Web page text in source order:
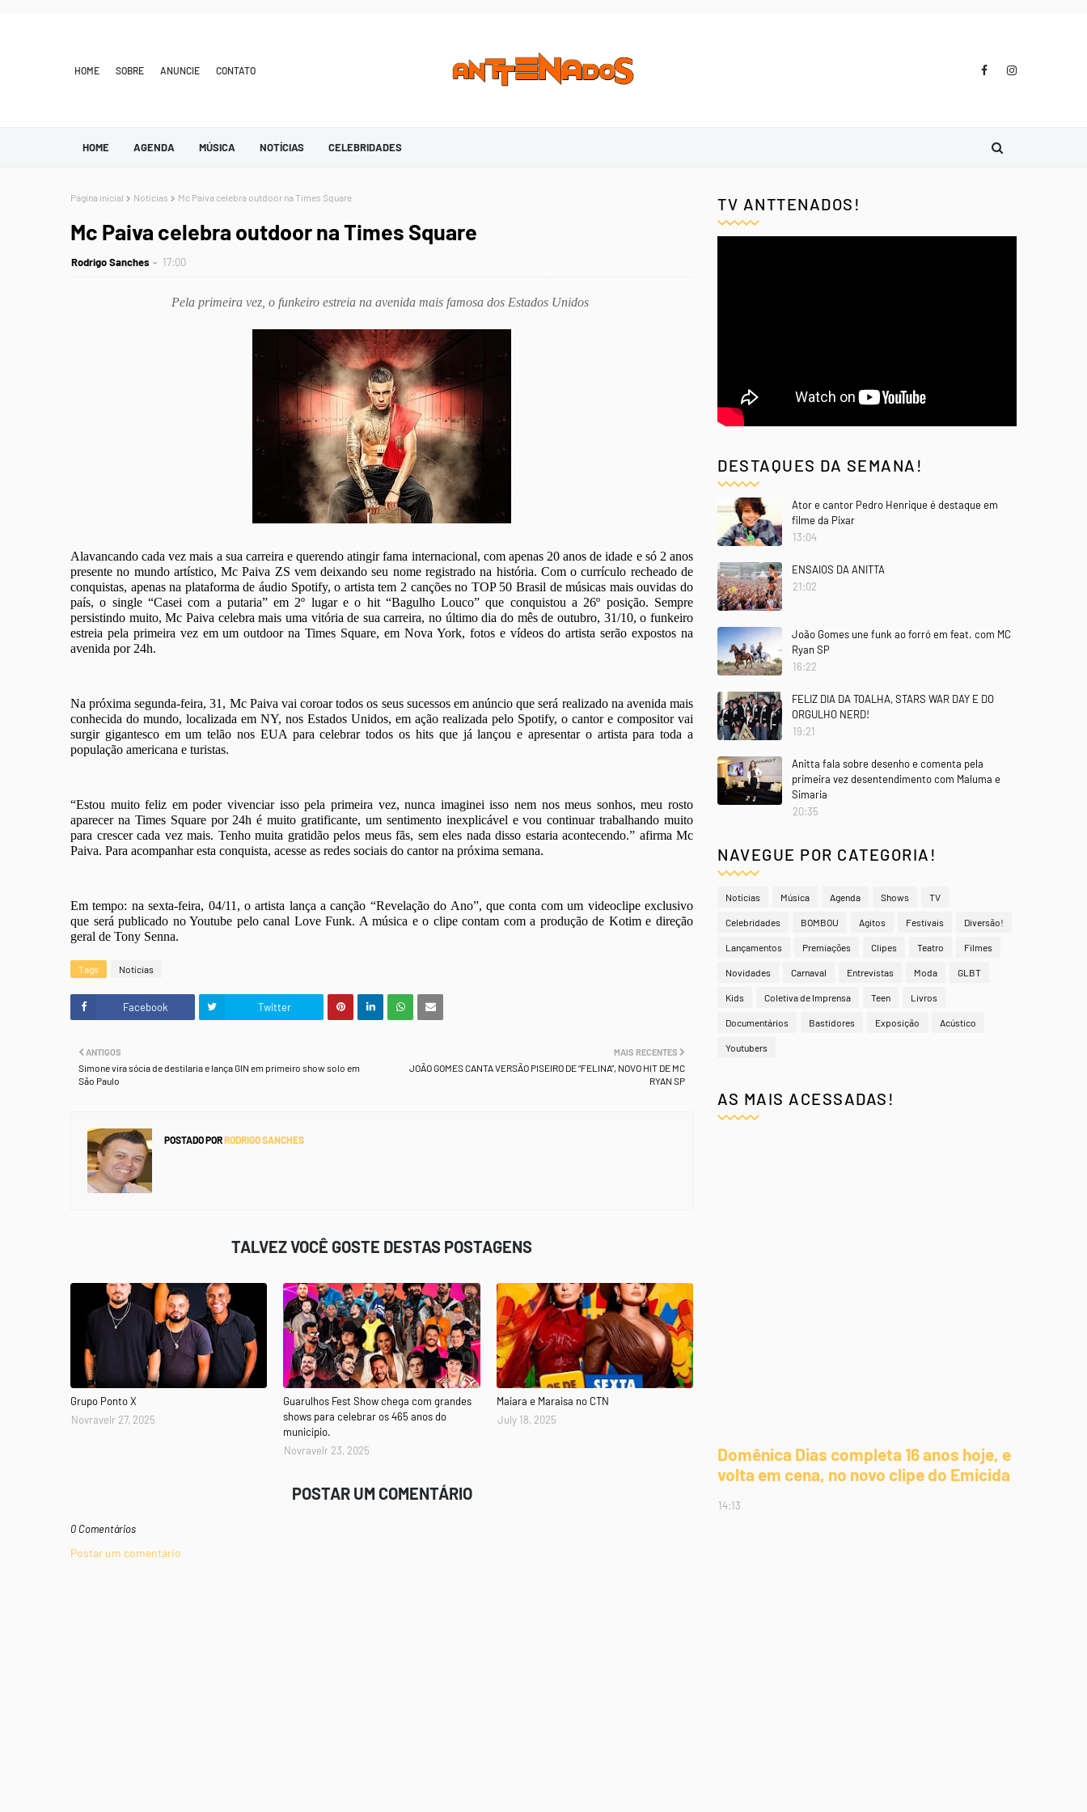
HOME SOBRE ANUNCIE CONTATO
HOME AGENDA MÚSICA NOTÍCIAS CELEBRIDADES
Página inicial Notícias Mc Paiva celebra outdoor na Times Square
Mc Paiva celebra outdoor na Times Square
Rodrigo Sanches 17:00
Pela primeira vez, o funkeiro estreia na avenida mais famosa dos Estados Unidos
Alavancando cada vez mais a sua carreira e querendo atingir fama internacional, com apenas 20 anos de idade e só 2 anos
presente no mundo artístico, Mc Paiva ZS vem deixando seu nome registrado na história. Com o currículo recheado de
conquistas, apenas na plataforma de áudio Spotify, o artista tem 2 canções no TOP 50 Brasil de músicas mais ouvidas do
país, o single “Casei com a putaria” em 2º lugar e o hit “Bagulho Louco” que conquistou a 26º posição. Sempre
persistindo muito, Mc Paiva celebra mais uma vitória de sua carreira, no último dia do mês de outubro, 31/10, o funkeiro
estreia pela primeira vez em um outdoor na Times Square, em Nova York, fotos e vídeos do artista serão expostos na
avenida por 24h.
Na próxima segunda-feira, 31, Mc Paiva vai coroar todos os seus sucessos em anúncio que será realizado na avenida mais
conhecida do mundo, localizada em NY, nos Estados Unidos, em ação realizada pelo Spotify, o cantor e compositor vai
surgir gigantesco em um telão nos EUA para celebrar todos os hits que já lançou e apresentar o artista para toda a
população americana e turistas.
“Estou muito feliz em poder vivenciar isso pela primeira vez, nunca imaginei isso nem nos meus sonhos, meu rosto
aparecer na Times Square por 24h é muito gratificante, um sentimento inexplicável e vou continuar trabalhando muito
para crescer cada vez mais. Tenho muita gratidão pelos meus fãs, sem eles nada disso estaria acontecendo.” afirma Mc
Paiva. Para acompanhar esta conquista, acesse as redes sociais do cantor na próxima semana.
Em tempo: na sexta-feira, 04/11, o artista lança a canção “Revelação do Ano”, que conta com um videoclipe exclusivo
que será publicado no Youtube pelo canal Love Funk. A música e o clipe contam com a produção de Kotim e direção
geral de Tony Senna.
Tags Notícias
Facebook Twitter
MAIS RECENTES
JOÃO GOMES CANTA VERSÃO PISEIRO DE “FELINA”, NOVO HIT DE MC
RYAN SP
ANTIGOS
Simone vira sócia de destilaria e lança GIN em primeiro show solo em
São Paulo
POSTADO PORRODRIGO SANCHES
TALVEZ VOCÊ GOSTE DESTAS POSTAGENS
Grupo Ponto X
Novravelr 27, 2025
Guarulhos Fest Show chega com grandes
shows para celebrar os 465 anos do
município.
Novravelr 23, 2025
Maiara e Maraisa no CTN
July 18, 2025
POSTAR UM COMENTÁRIO
0 Comentários
Postar um comentário
TV ANTTENADOS!
DESTAQUES DA SEMANA!
Ator e cantor Pedro Henrique é destaque em
filme da Pixar
13:04
ENSAIOS DA ANITTA
21:02
João Gomes une funk ao forró em feat. com MC
Ryan SP
16:22
FELIZ DIA DA TOALHA, STARS WAR DAY E DO
ORGULHO NERD!
19:21
Anitta fala sobre desenho e comenta pela
primeira vez desentendimento com Maluma e
Simaria
20:35
NAVEGUE POR CATEGORIA!
Notícias Música Agenda Shows TV
Celebridades BOMBOU Agitos Festivais Diversão!
Lançamentos Premiações Clipes Teatro Filmes
Novidades Carnaval Entrevistas Moda GLBT
Kids Coletiva de Imprensa Teen Livros
Documentários Bastidores Exposição Acústico
Youtubers
AS MAIS ACESSADAS!
Domênica Dias completa 16 anos hoje, e
volta em cena, no novo clipe do Emicida
14:13